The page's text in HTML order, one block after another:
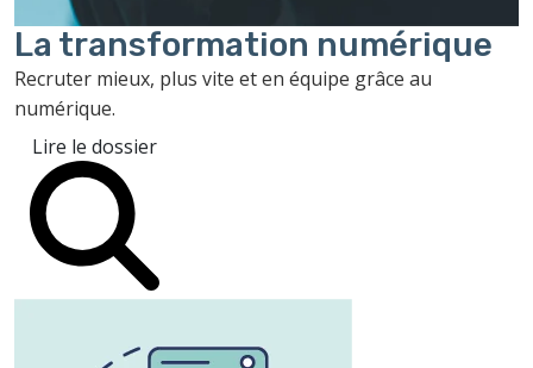
La transformation numérique
Recruter mieux, plus vite et en équipe grâce au
numérique.
Lire le dossier